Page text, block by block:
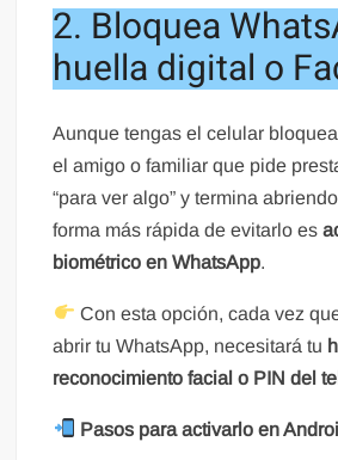
2. Bloquea
huella digital o
Aunque tengas el celular
el amigo o familiar que pide
“para ver algo” y termina
forma más rápida de evitarlo es
biométrico en WhatsApp.
Con esta opción, cada vez
abrir tu WhatsApp, necesitará tu
reconocimiento facial o PIN del
Pasos para activarlo en